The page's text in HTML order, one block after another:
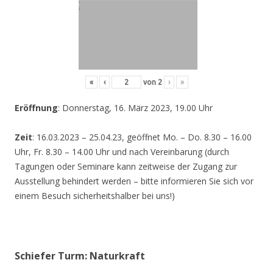
« ‹ von 2 › »
Eröffnung: Donnerstag, 16. März 2023, 19.00 Uhr
Zeit: 16.03.2023 – 25.04.23, geöffnet Mo. – Do. 8.30 – 16.00
Uhr, Fr. 8.30 – 14.00 Uhr und nach Vereinbarung (durch
Tagungen oder Seminare kann zeitweise der Zugang zur
Ausstellung behindert werden – bitte informieren Sie sich vor
einem Besuch sicherheitshalber bei uns!)
Schiefer Turm: Naturkraft